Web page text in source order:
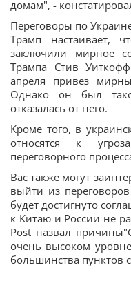
домам", -
Переговоры по
Трамп настаивает,
заключили мирное
Трампа Стив
апреля привез
Однако он был
отказалась от него.
Кроме того, в
относятся к
переговорного
Вас также могут
выйти из
будет достигнуто
к Китаю и России не
Post назвал
очень высоком
большинства пунктов